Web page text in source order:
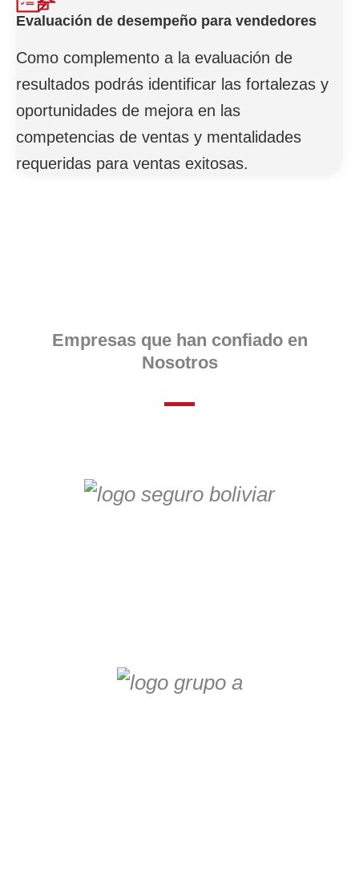
Evaluación de desempeño para vendedores
Como complemento a la evaluación de
resultados podrás identificar las fortalezas y
oportunidades de mejora en las
competencias de ventas y mentalidades
requeridas para ventas exitosas.
Empresas que han confiado en
Nosotros